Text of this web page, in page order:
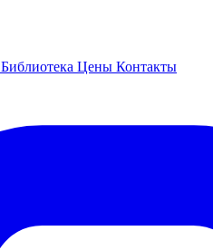
Библиотека Цены Контакты